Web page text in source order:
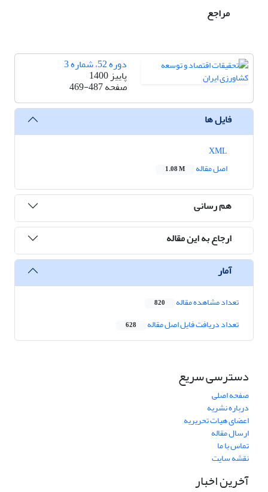
مراجع
دوره 52، شماره 3
پاییز 1400
صفحه469-487
فایل ها
اصل مقاله
1.08 M
هم رسانی
ارجاع به این مقاله
آمار
تعداد مشاهده مقاله 820
تعداد دریافت فایل اصل مقاله 628
دسترسی سریع
صفحه اصلی
درباره نشریه
اعضای هیات تحریریه
ارسال مقاله
تماس با ما
نقشه سایت
آخرین اخبار